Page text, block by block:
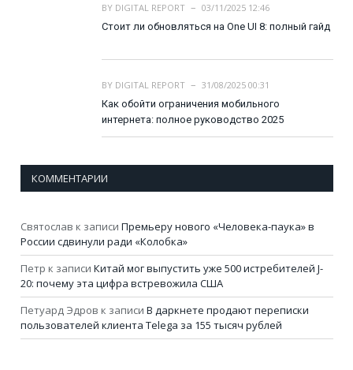
BY DIGITAL REPORT
03/11/2025 12:46
Стоит ли обновляться на One UI 8: полный гайд
BY DIGITAL REPORT
31/08/2025 00:31
Как обойти ограничения мобильного
интернета: полное руководство 2025
КОММЕНТАРИИ
Святослав к записи Премьеру нового «Человека-паука» в
России сдвинули ради «Колобка»
Петр к записи Китай мог выпустить уже 500 истребителей J-
20: почему эта цифра встревожила США
Петуард Эдров к записи В даркнете продают переписки
пользователей клиента Telega за 155 тысяч рублей